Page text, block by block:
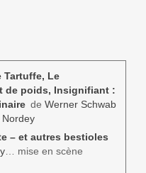
Tartuffe, Le
de poids, Insignifiant :
de Werner Schwab
Nordey
– et autres bestioles
… mise en scène